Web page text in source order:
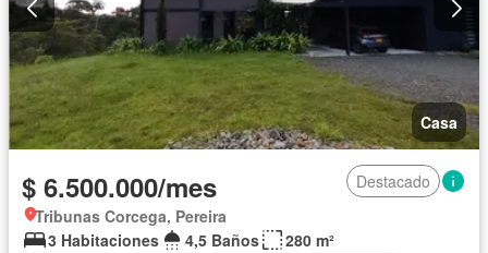
Casa
$ 6.500.000/mes
Destacado
Tribunas Corcega, Pereira
3 Habitaciones
4,5 Baños
280 m²